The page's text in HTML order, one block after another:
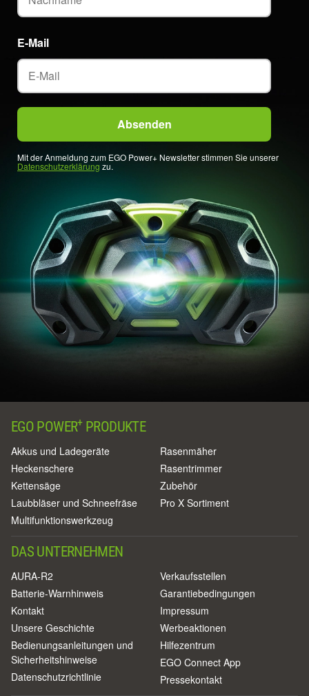
E-Mail
Mit der Anmeldung zum EGO Power+ Newsletter stimmen Sie unserer
Datenschutzerklärung zu.
EGO POWER+PRODUKTE
Akkus und Ladegeräte
Heckenschere
Kettensäge
Laubbläser und Schneefräse
Multifunktionswerkzeug
Rasenmäher
Rasentrimmer
Zubehör
Pro X Sortiment
DAS UNTERNEHMEN
AURA-R2
Batterie-Warnhinweis
Kontakt
Unsere Geschichte
Bedienungsanleitungen und
Sicherheitshinweise
Datenschutzrichtlinie
Verkaufsstellen
Garantiebedingungen
Impressum
Werbeaktionen
Hilfezentrum
EGO Connect App
Pressekontakt